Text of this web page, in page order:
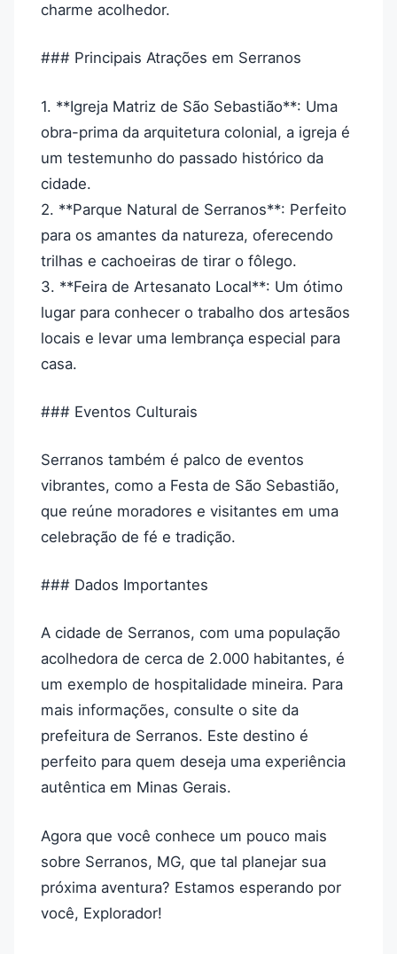
charme acolhedor.
### Principais Atrações em Serranos
1. **Igreja Matriz de São Sebastião**: Uma
obra-prima da arquitetura colonial, a igreja é
um testemunho do passado histórico da
cidade.
2. **Parque Natural de Serranos**: Perfeito
para os amantes da natureza, oferecendo
trilhas e cachoeiras de tirar o fôlego.
3. **Feira de Artesanato Local**: Um ótimo
lugar para conhecer o trabalho dos artesãos
locais e levar uma lembrança especial para
casa.
### Eventos Culturais
Serranos também é palco de eventos
vibrantes, como a Festa de São Sebastião,
que reúne moradores e visitantes em uma
celebração de fé e tradição.
### Dados Importantes
A cidade de Serranos, com uma população
acolhedora de cerca de 2.000 habitantes, é
um exemplo de hospitalidade mineira. Para
mais informações, consulte o site da
prefeitura de Serranos. Este destino é
perfeito para quem deseja uma experiência
autêntica em Minas Gerais.
Agora que você conhece um pouco mais
sobre Serranos, MG, que tal planejar sua
próxima aventura? Estamos esperando por
você, Explorador!